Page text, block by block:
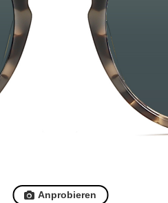
Anprobieren